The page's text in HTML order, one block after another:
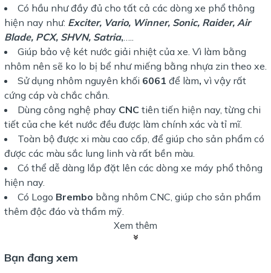
Có hầu như đầy đủ cho tất cả các dòng xe phổ thông
hiện nay như: Exciter, Vario, Winner, Sonic, Raider, Air
Blade, PCX, SHVN, Satria,
Giúp bảo vệ két nước giải nhiệt của xe. Vì làm bằng
nhôm nên sẽ ko lo bị bể như miếng bằng nhựa zin theo xe.
Sử dụng nhôm nguyên khối 6061 để làm, vì vậy rất
cứng cáp và chắc chắn.
Dùng công nghệ phay CNC tiên tiến hiện nay, từng chi
tiết của che két nước đều được làm chính xác và tỉ mĩ.
Toàn bộ được xi màu cao cấp, để giúp cho sản phẩm có
được các màu sắc lung linh và rất bền màu.
Có thể dễ dàng lắp đặt lên các dòng xe máy phổ thông
hiện nay.
Có Logo Brembo bằng nhôm CNC, giúp cho sản phẩm
thêm độc đáo và thẩm mỹ.
Xem thêm
Bạn đang xem